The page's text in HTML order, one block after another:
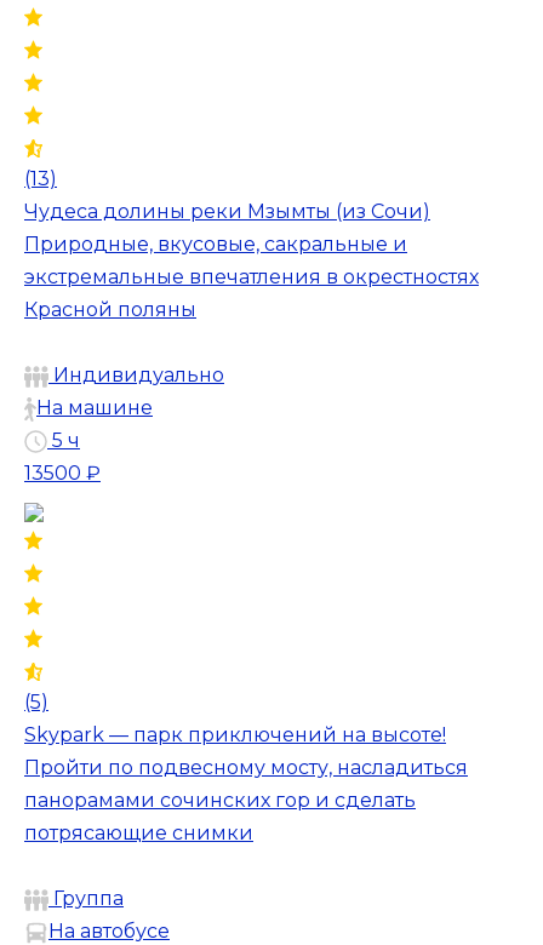
(13)
Чудеса долины реки Мзымты (из Сочи)
Природные, вкусовые, сакральные и
экстремальные впечатления в окрестностях
Красной поляны
Индивидуально
На машине
5 ч
13500 ₽
(5)
Skypark — парк приключений на высоте!
Пройти по подвесному мосту, насладиться
панорамами сочинских гор и сделать
потрясающие снимки
Группа
На автобусе